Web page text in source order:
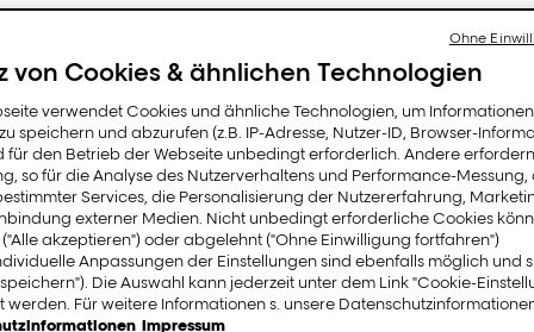
went
nicht gefunden
von Cookies & ähnlichen Technologien
verwendet Cookies und ähnliche Technologien, um
speichern und abzurufen (z.B. IP-Adresse, Nutzer-ID, Browser-
für den Betrieb der Webseite unbedingt erforderlich. Andere
so für die Analyse des Nutzerverhaltens und Performance-Messung,
Services, die Personalisierung der Nutzererfahrung,
externer Medien. Nicht unbedingt erforderliche Cookies
akzeptieren") oder abgelehnt ("Ohne Einwilligung fortfahren")
Anpassungen der Einstellungen sind ebenfalls möglich und
Die Auswahl kann jederzeit unter dem Link "Cookie-
werden. Für weitere Informationen s. unsere
Impressum
Ohne